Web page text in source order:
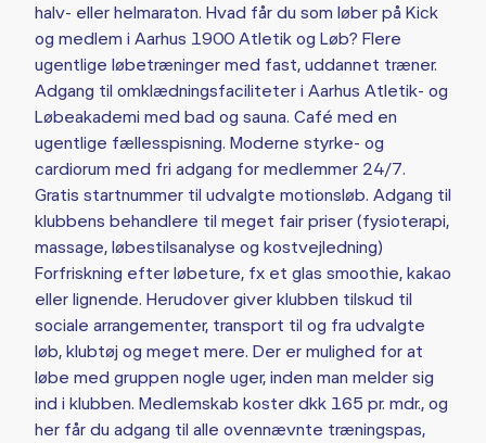
halv- eller helmaraton. Hvad får du som løber på Kick
og medlem i Aarhus 1900 Atletik og Løb? Flere
ugentlige løbetræninger med fast, uddannet træner.
Adgang til omklædningsfaciliteter i Aarhus Atletik- og
Løbeakademi med bad og sauna. Café med en
ugentlige fællesspisning. Moderne styrke- og
cardiorum med fri adgang for medlemmer 24/7.
Gratis startnummer til udvalgte motionsløb. Adgang til
klubbens behandlere til meget fair priser (fysioterapi,
massage, løbestilsanalyse og kostvejledning)
Forfriskning efter løbeture, fx et glas smoothie, kakao
eller lignende. Herudover giver klubben tilskud til
sociale arrangementer, transport til og fra udvalgte
løb, klubtøj og meget mere. Der er mulighed for at
løbe med gruppen nogle uger, inden man melder sig
ind i klubben. Medlemskab koster dkk 165 pr. mdr., og
her får du adgang til alle ovennævnte træningspas,